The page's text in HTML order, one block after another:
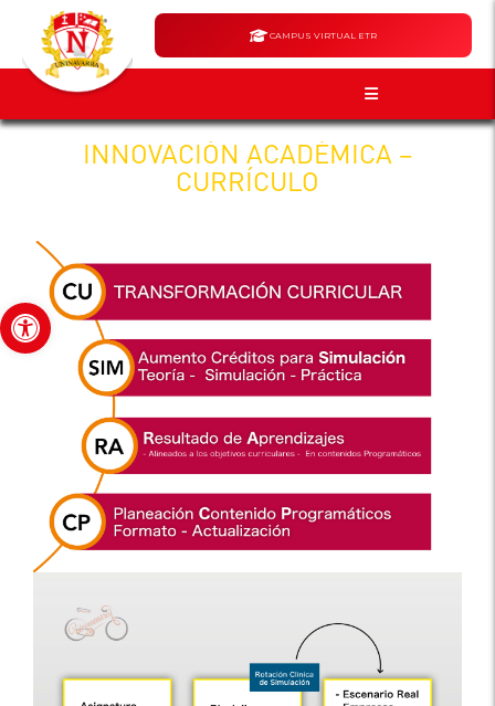
Abrir barra de herramientas
CAMPUS VIRTUAL ETR
INNOVACIÓN ACADÉMICA –
CURRÍCULO